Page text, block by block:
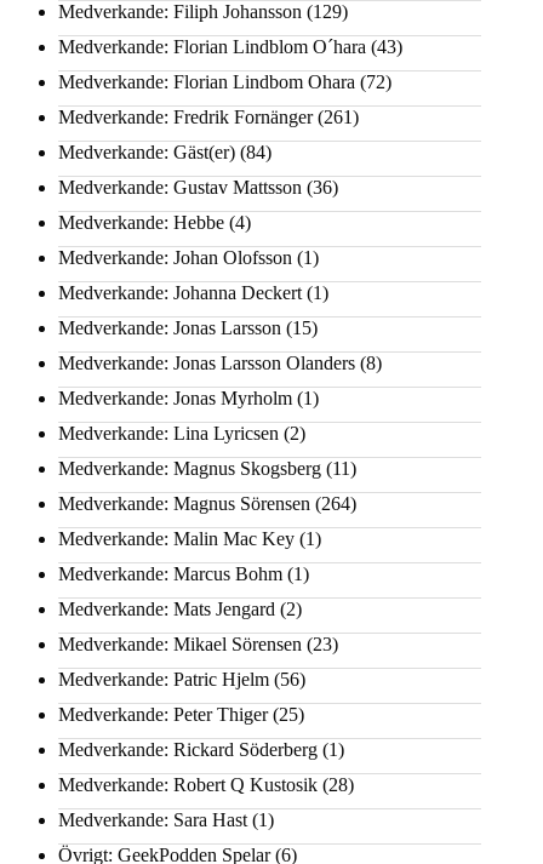
Medverkande: Filiph Johansson (129)
Medverkande: Florian Lindblom O´hara (43)
Medverkande: Florian Lindbom Ohara (72)
Medverkande: Fredrik Fornänger(261)
Medverkande: Gäst(er) (84)
Medverkande: Gustav Mattsson (36)
Medverkande: Hebbe (4)
Medverkande: Johan Olofsson (1)
Medverkande: Johanna Deckert (1)
Medverkande: Jonas Larsson (15)
Medverkande: Jonas Larsson Olanders (8)
Medverkande: Jonas Myrholm (1)
Medverkande: Lina Lyricsen (2)
Medverkande: Magnus Skogsberg (11)
Medverkande: Magnus Sörensen (264)
Medverkande: Malin Mac Key (1)
Medverkande: Marcus Bohm (1)
Medverkande: Mats Jengard (2)
Medverkande: Mikael Sörensen (23)
Medverkande: Patric Hjelm (56)
Medverkande: Peter Thiger(25)
Medverkande: Rickard Söderberg (1)
Medverkande: Robert Q Kustosik (28)
Medverkande: Sara Hast (1)
Övrigt: GeekPodden Spelar(6)